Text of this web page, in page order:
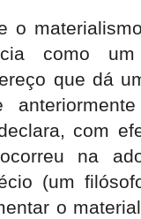
o
como um
que dá
com
na
(um
o